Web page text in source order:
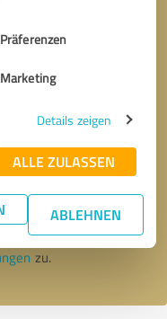
Präferenzen
Marketing
Details zeigen
ALLE ZULASSEN
ABLEHNEN
* Erforderliche Angaben
zu.